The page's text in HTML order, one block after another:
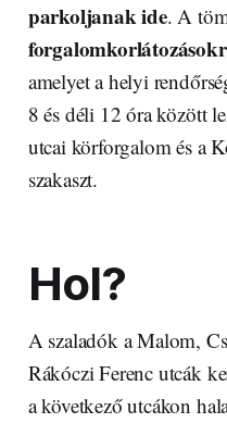
parkoljanak ide. A
amelyet a helyi
8 és déli 12 óra között
utcai körforgalom és a
szakaszt.
Hol?
A szaladók a Malom,
Rákóczi Ferenc utcák
a következő utcákon